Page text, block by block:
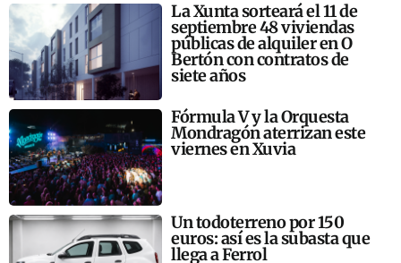
La Xunta sorteará el 11 de
septiembre 48 viviendas
públicas de alquiler en O
Bertón con contratos de
siete años
Fórmula V y la Orquesta
Mondragón aterrizan este
viernes en Xuvia
Un todoterreno por 150
euros: así es la subasta que
llega a Ferrol